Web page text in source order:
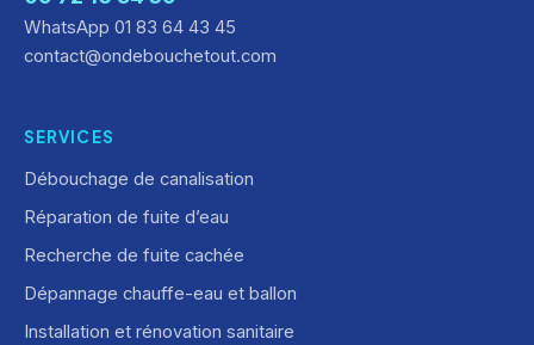
WhatsApp 01 83 64 43 45
contact@ondebouchetout.com
SERVICES
Débouchage de canalisation
Réparation de fuite d’eau
Recherche de fuite cachée
Dépannage chauffe-eau et ballon
Installation et rénovation sanitaire